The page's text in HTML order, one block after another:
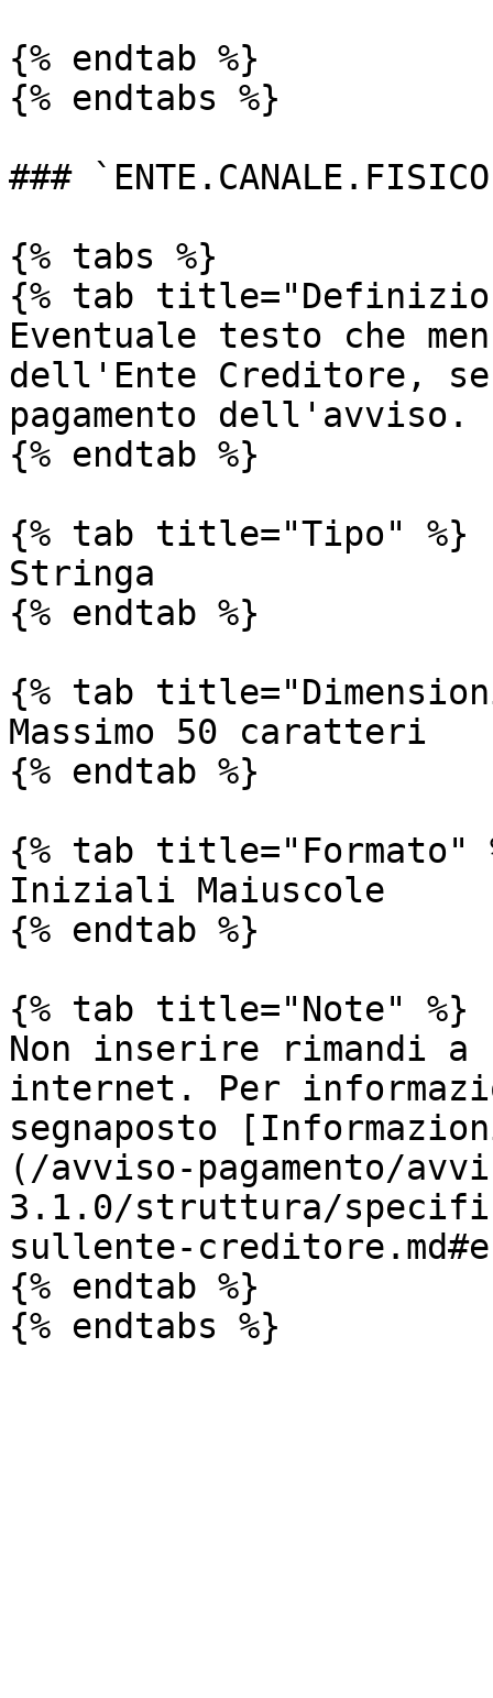
{% endtab %}
{% endtabs %}
###
{% tabs %}
{% tab
Eventuale testo che
dell'Ente Creditore,
pagamento dell'avviso.
{% endtab %}
{% tab title="Tipo" %}
Stringa
{% endtab %}
{% tab
Massimo 50 caratteri
{% endtab %}
{% tab title="Formato"
Iniziali Maiuscole
{% endtab %}
{% tab title="Note" %}
Non inserire rimandi
internet. Per
segnaposto
(/avviso-pagamento/
3.1.0/struttura/
sullente-
{% endtab %}